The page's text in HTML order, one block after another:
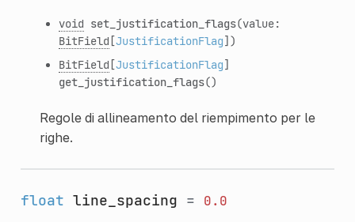
void set_justification_flags(value:
BitField [JustificationFlag])
BitField [JustificationFlag]
get_justification_flags()
Regole di allineamento del riempimento per le
righe.
float line_spacing = 0.0